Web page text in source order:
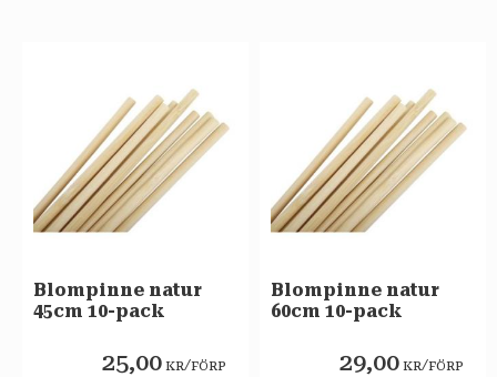
Blompinne natur
45cm 10-pack
25,00 KR/FÖRP
Blompinne natur
60cm 10-pack
29,00 KR/FÖRP